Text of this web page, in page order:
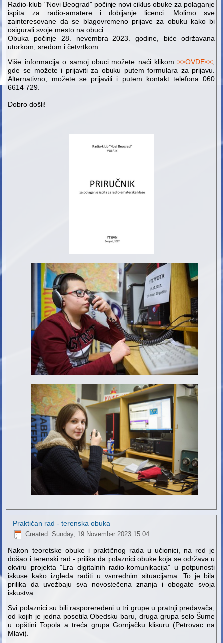
Radio-klub "Novi Beograd" počinje novi ciklus obuke za polaganje
ispita za radio-amatere i dobijanje licenci. Molimo sve
zainteresovane da se blagovremeno prijave za obuku kako bi
osigurali svoje mesto na obuci.
Obuka počinje 28. nevembra 2023. godine, biće održavana
utorkom, sredom i četvrtkom.
Više informacija o samoj obuci možete naći klikom>>OVDE<<
gde se možete i prijaviti za obuku putem formulara za prijavu.
Alternativno, možete se prijaviti i putem kontakt telefona 060
6614 729.
Dobro došli!
Praktičan rad - terenska obuka
Created: Sunday, 19 November 2023 15:04
Nakon teoretske obuke i praktičnog rada u učionici, na red je
došao i terenski rad - prilika da polaznici obuke koja se održava u
okviru projekta "Era digitalnih radio-komunikacija" u potpunosti
iskuse kako izgleda raditi u vanrednim situacijama. To je bila
prilika da uvežbaju sva novostečena znanja i obogate svoja
iskustva.
Svi polaznici su bili rasporeređeni u tri grupe u pratnji predavača,
od kojih je jedna posetila Obedsku baru, druga grupa selo Šume
u opštini Topola a treća grupa Gornjačku klisuru (Petrovac na
Mlavi).